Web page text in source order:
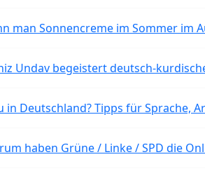
man Sonnencreme im Sommer im
Undav begeistert deutsch-
in Deutschland? Tipps für Sprache,
haben Grüne / Linke / SPD die